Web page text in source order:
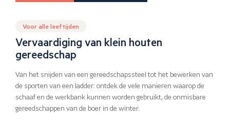
Voor alle leeftijden
Vervaardiging van klein houten
gereedschap
Van het snijden van een gereedschapssteel tot het bewerken van
de sporten van een ladder: ontdek de vele manieren waarop de
schaaf en de werkbank kunnen worden gebruikt, de onmisbare
gereedschappen van de boer in de winter.